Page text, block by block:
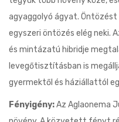
agyaggolyó ágyat.
egyszeri öntözés elég neki.
és mintázatú hibridje
levegőtisztításban is
gyermektől és háziállattól
Fényigény:Az Aglaonema